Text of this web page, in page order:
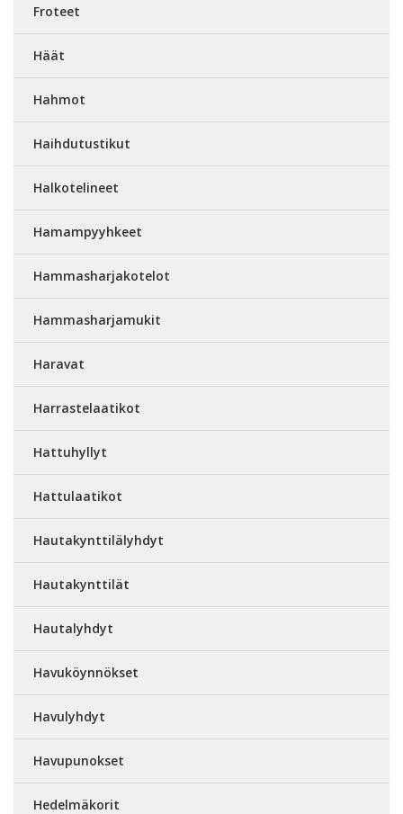
Froteet
Häät
Hahmot
Haihdutustikut
Halkotelineet
Hamampyyhkeet
Hammasharjakotelot
Hammasharjamukit
Haravat
Harrastelaatikot
Hattuhyllyt
Hattulaatikot
Hautakynttilälyhdyt
Hautakynttilät
Hautalyhdyt
Havuköynnökset
Havulyhdyt
Havupunokset
Hedelmäkorit